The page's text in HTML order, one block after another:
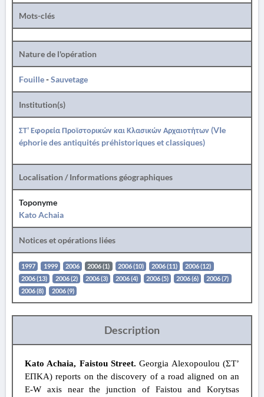
Mots-clés
Nature de l'opération
Fouille-Sauvetage
Institution(s)
ΣΤ' Εφορεία Προϊστορικών και Κλασικών Αρχαιοτήτων (VIe
éphorie des antiquités préhistoriques et classiques)
Localisation / Informations géographiques
Toponyme
Kato Achaia
Notices et opérations liées
1997 1999 2006 2006 (1) 2006 (10) 2006 (11)
2006 (12)
2006 (13)
2006 (2) 2006 (3) 2006 (4) 2006 (5) 2006 (6)
2006 (7)
2006 (8)
2006 (9)
Description
Kato Achaia, Faistou Street.Georgia Alexopoulou (ΣΤ’
ΕΠΚΑ) reports on the discovery of a road aligned on an
E-W axis near the junction of Faistou and Korytsas